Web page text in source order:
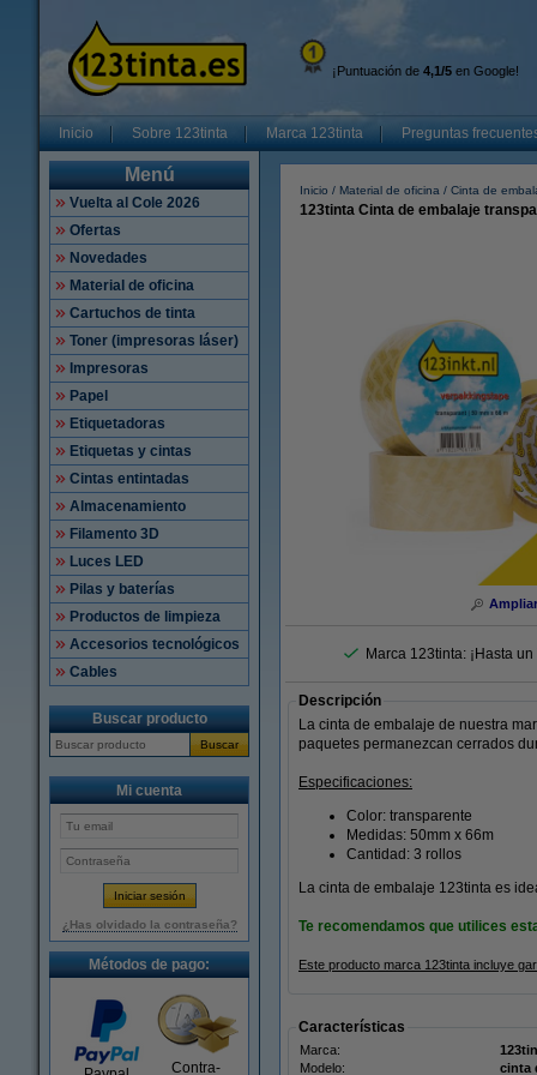
¡Puntuación de 4,1/5 en Google!
Inicio Sobre 123tinta Marca 123tinta Preguntas
Menú
Vuelta al Cole 2026
Ofertas
Novedades
Material de oficina
Cartuchos de tinta
Toner (impresoras láser)
Impresoras
Papel
Etiquetadoras
Etiquetas y cintas
Cintas entintadas
Almacenamiento
Filamento 3D
Luces LED
Pilas y baterías
Productos de limpieza
Accesorios tecnológicos
Cables
Buscar producto
Buscar
Mi cuenta
¿Has olvidado la contraseña?
Métodos de pago:
Contra-
Inicio Material de oficina Cinta de
123tinta Cinta de embalaje
Ampliar
Marca 123tinta: ¡Hasta
Descripción
La cinta de embalaje de nuestra
paquetes permanezcan cerrados
Especificaciones:
Color: transparente
Medidas: 50mm x 66m
Cantidad: 3 rollos
La cinta de embalaje 123tinta es
Te recomendamos que utilices
Este producto marca 123tinta incluye
Características
Marca:
Modelo:
cinta